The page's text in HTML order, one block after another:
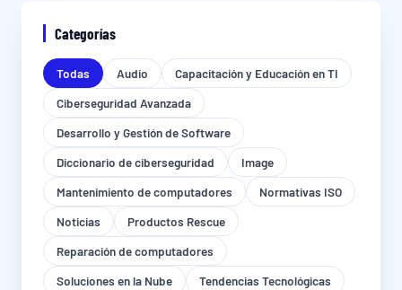
Categorías
Todas Audio
Capacitación y Educación en TI
Ciberseguridad Avanzada
Desarrollo y Gestión de Software
Diccionario de ciberseguridad
Image
Mantenimiento de computadores
Normativas ISO
Noticias
Productos Rescue
Reparación de computadores
Soluciones en la Nube
Tendencias Tecnológicas